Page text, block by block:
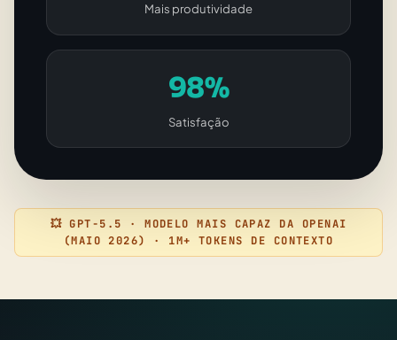
Mais produtividade
98%
Satisfação
💥 GPT-5.5 · MODELO MAIS CAPAZ DA OPENAI
(MAIO 2026) · 1M+ TOKENS DE CONTEXTO